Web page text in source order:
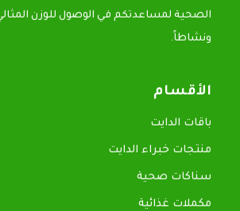
الصحية لمساعدتكم في الوصول للوزن
ونشاطاً.
الأقسام
باقات الدايت
منتجات خبراء الدايت
سناكات صحية
مكملات غذائية